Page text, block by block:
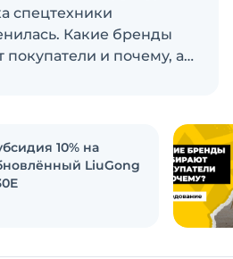
спецтехники
Какие бренды
и почему, а
лидерами рынка?
10% на
LiuGong